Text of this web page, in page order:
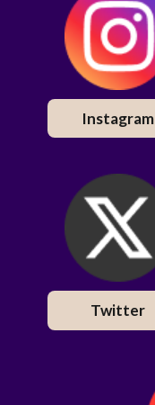
Instagram
Twitter